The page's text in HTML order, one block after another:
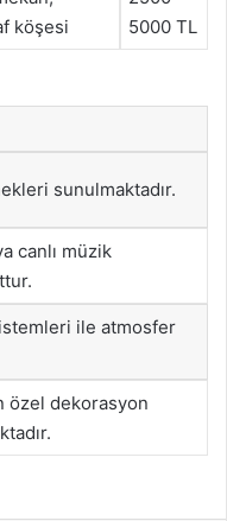
köşesi
5000 TL
sunulmaktadır.
canlı müzik
ile atmosfer
özel dekorasyon